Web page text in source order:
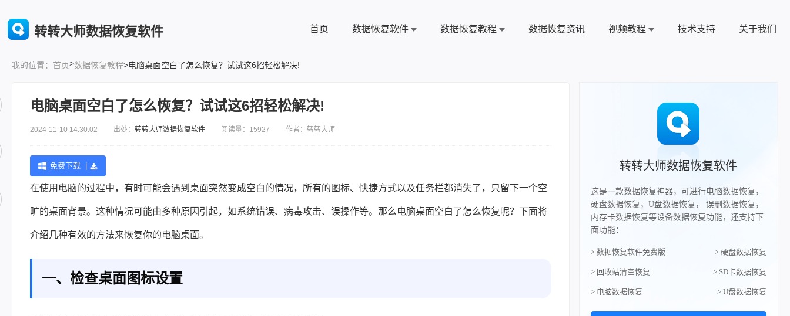
转转大师数据恢复软件 首页 数据恢复软件 数据恢复教程 数据恢复资讯 视频教程 技术支持 关于我们
我的位置： 首页>数据恢复教程>电脑桌面空白了怎么恢复？试试这6招轻松解决!
电脑桌面空白了怎么恢复？试试这6招轻松解决!
2024-11-10 14:30:02 出处： 转转大师数据恢复软件 阅读量：15927 作者：转转大师
免费下载 |
在使用电脑的过程中，有时可能会遇到桌面突然变成空白的情况，所有的图标、快捷方式以及任务栏都消失了，只留下一个空
旷的桌面背景。这种情况可能由多种原因引起，如系统错误、病毒攻击、误操作等。那么电脑桌面空白了怎么恢复呢？下面将
介绍几种有效的方法来恢复你的电脑桌面。
一、检查桌面图标设置
转转大师数据恢复软件
这是一款数据恢复神器，可进行电脑数据恢复，
硬盘数据恢复，U盘数据恢复， 误删数据恢复，
内存卡数据恢复等设备数据恢复功能，还支持下
面功能：
> 数据恢复软件免费版 > 硬盘数据恢复
> 回收站清空恢复 > SD卡数据恢复
> 电脑数据恢复 > U盘数据恢复